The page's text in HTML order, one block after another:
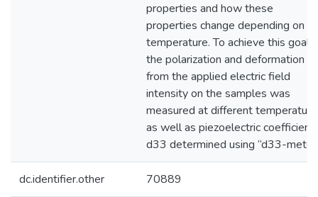
properties and how these
properties change depending on
temperature. To achieve this goal
the polarization and deformation
from the applied electric field
intensity on the samples was
measured at different
as well as piezoelectric coefficient
d33 determined using “d33-
dc.identifier.other 70889